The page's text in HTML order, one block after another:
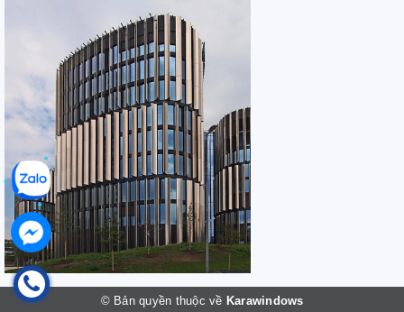
© Bản quyền thuộc về Karawindows